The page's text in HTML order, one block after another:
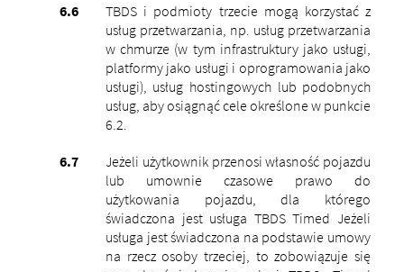
TBDS i podmioty trzecie mogą korzystać z
usług przetwarzania, np. usług przetwarzania
w chmurze (w tym infrastruktury jako usługi,
platformy jako usługi i oprogramowania jako
usługi), usług hostingowych lub podobnych
usług, aby osiągnąć cele określone w punkcie
6.2.
Jeżeli użytkownik przenosi własność pojazdu
lub umownie czasowe prawo do
użytkowania pojazdu, dla którego
świadczona jest usługa TBDS Timed Jeżeli
usługa jest świadczona na podstawie umowy
na rzecz osoby trzeciej, to zobowiązuje się